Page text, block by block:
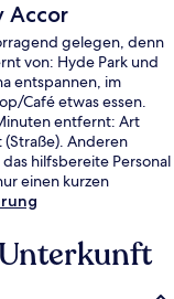
Accor
gelegen, denn
von: Hyde Park und
entspannen, im
Café etwas essen.
entfernt: Art
(Straße). Anderen
hilfsbereite Personal
einen kurzen
sind es 8 Minuten